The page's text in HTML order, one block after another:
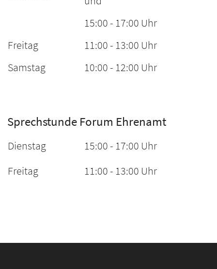
15:00 - 17:00 Uhr
Freitag
11:00 - 13:00 Uhr
Samstag
10:00 - 12:00 Uhr
Sprechstunde Forum Ehrenamt
Dienstag
15:00 - 17:00 Uhr
Freitag
11:00 - 13:00 Uhr